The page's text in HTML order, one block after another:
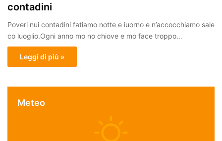
contadini
Poveri nui contadini fatiamo notte e iuorno e n’accocchiamo sale
co luoglio.Ogni anno mo no chiove e mo face troppo…
Leggi di più »
Meteo